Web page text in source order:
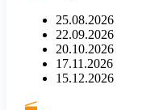
25.08.2026
22.09.2026
20.10.2026
17.11.2026
15.12.2026